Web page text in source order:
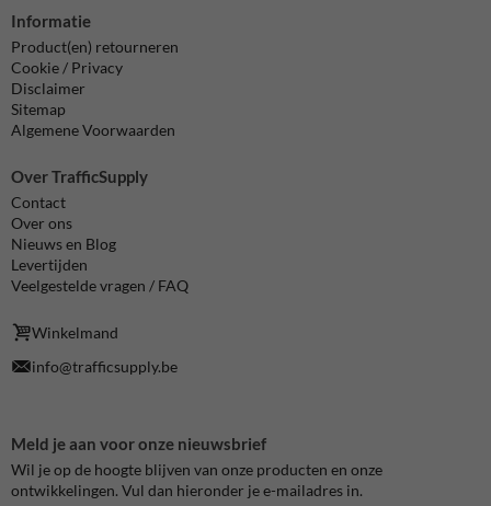
Informatie
Product(en) retourneren
Cookie / Privacy
Disclaimer
Sitemap
Algemene Voorwaarden
Over TrafficSupply
Contact
Over ons
Nieuws en Blog
Levertijden
Veelgestelde vragen / FAQ
Winkelmand
info@trafficsupply.be
Meld je aan voor onze nieuwsbrief
Wil je op de hoogte blijven van onze producten en onze
ontwikkelingen. Vul dan hieronder je e-mailadres in.